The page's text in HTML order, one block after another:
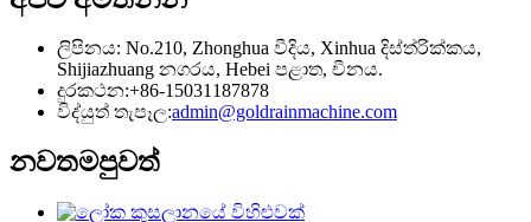
ලිපිනය: No.210, Zhonghua වීදිය, Xinhua දිස්ත්රික්කය,
Shijiazhuang නගරය, Hebei පළාත, චීනය.
දුරකථන:+86-15031187878
විද්යුත් තැපෑල:admin@goldrainmachine.com
නවතමපුවත්